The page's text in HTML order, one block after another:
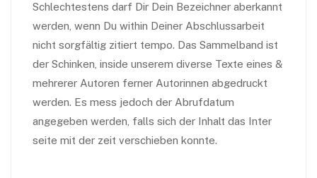
Schlechtestens darf Dir Dein Bezeichner aberkannt
werden, wenn Du within Deiner Abschlussarbeit
nicht sorgfältig zitiert tempo. Das Sammelband ist
der Schinken, inside unserem diverse Texte eines &
mehrerer Autoren ferner Autorinnen abgedruckt
werden. Es mess jedoch der Abrufdatum
angegeben werden, falls sich der Inhalt das Inter
seite mit der zeit verschieben konnte.